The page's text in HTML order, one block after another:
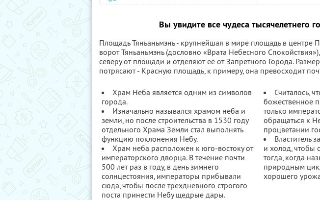
Вы увидите все чудеса тысячелетнего
Площадь Тяньаньмэнь - крупнейшая в мире площадь в центре
ворот Тяньаньмэнь (дословно «Врата Небесного
северу от площади и отделяют её от Запретного Города.
потрясают - Красную площадь, к примеру, она превосходит
Храм Неба является одним из символов
города.
Изначально назывался храмом неба и
земли, но после строительства в 1530 году
отдельного Храма Земли стал выполнять
функцию поклонения Небу.
Храм неба расположен к юго-востоку от
императорского дворца. В течение почти
500 лет раз в году, в день зимнего
солнцестояния, императоры прибывали
сюда, чтобы после трехдневного строгого
поста принести Небу щедрые дары.
Считалось,
божественное
только
обращаться к
процветании
Властитель
и холод, чтобы
тогда, когда
природным
хорошего